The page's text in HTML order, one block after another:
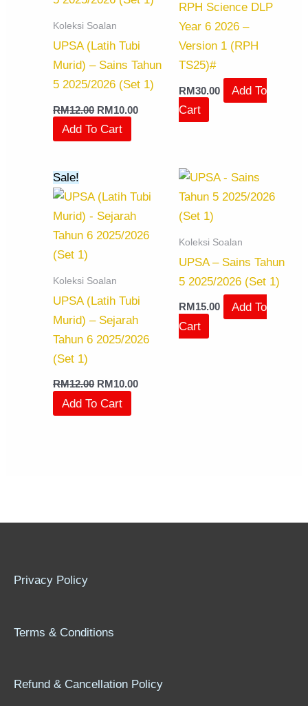
Koleksi Soalan
UPSA (Latih Tubi
Murid) – Sains Tahun
5 2025/2026 (Set 1)
RM12.00 RM10.00
Add To Cart
RPH Science DLP
Year 6 2026 –
Version 1 (RPH
TS25)#
RM30.00
Add To
Cart
Sale!
Koleksi Soalan
UPSA (Latih Tubi
Murid) – Sejarah
Tahun 6 2025/2026
(Set 1)
RM12.00
was:
RM12.00.
RM10.00
is:
RM10.00.
Add To Cart
Koleksi Soalan
UPSA – Sains Tahun
5 2025/2026 (Set 1)
RM15.00
Add To
Cart
Privacy Policy
Terms & Conditions
Refund & Cancellation Policy